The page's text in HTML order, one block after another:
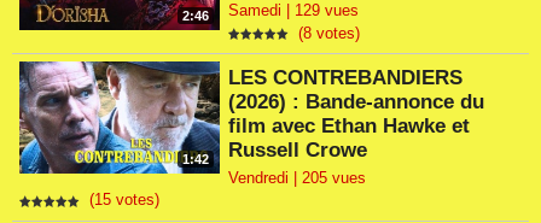
2:46
Samedi | 129 vues
(8 votes)
1:42
LES CONTREBANDIERS
(2026) : Bande-annonce du
film avec Ethan Hawke et
Russell Crowe
Vendredi | 205 vues
(15 votes)